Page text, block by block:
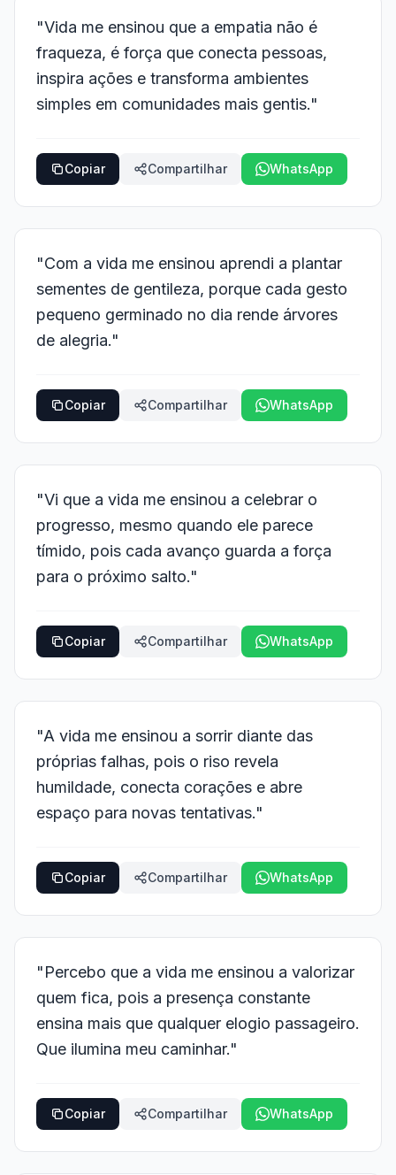
"Vida me ensinou que a empatia não é
fraqueza, é força que conecta pessoas,
inspira ações e transforma ambientes
simples em comunidades mais gentis."
Copiar Compartilhar WhatsApp
"Com a vida me ensinou aprendi a plantar
sementes de gentileza, porque cada gesto
pequeno germinado no dia rende árvores
de alegria."
Copiar Compartilhar WhatsApp
"Vi que a vida me ensinou a celebrar o
progresso, mesmo quando ele parece
tímido, pois cada avanço guarda a força
para o próximo salto."
Copiar Compartilhar WhatsApp
"A vida me ensinou a sorrir diante das
próprias falhas, pois o riso revela
humildade, conecta corações e abre
espaço para novas tentativas."
Copiar Compartilhar WhatsApp
"Percebo que a vida me ensinou a valorizar
quem fica, pois a presença constante
ensina mais que qualquer elogio passageiro.
Que ilumina meu caminhar."
Copiar Compartilhar WhatsApp